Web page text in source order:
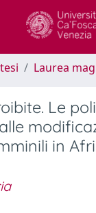
Laurea
Le
in